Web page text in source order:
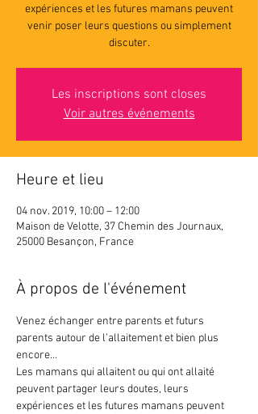
expériences et les futures mamans peuvent
venir poser leurs questions ou simplement
discuter.
Les inscriptions sont closes
Voir autres événements
Heure et lieu
04 nov. 2019, 10:00 – 12:00
Maison de Velotte, 37 Chemin des Journaux,
25000 Besançon, France
À propos de l'événement
Venez échanger entre parents et futurs
parents autour de l’allaitement et bien plus
encore…
Les mamans qui allaitent ou qui ont allaité
peuvent partager leurs doutes, leurs
expériences et les futures mamans peuvent